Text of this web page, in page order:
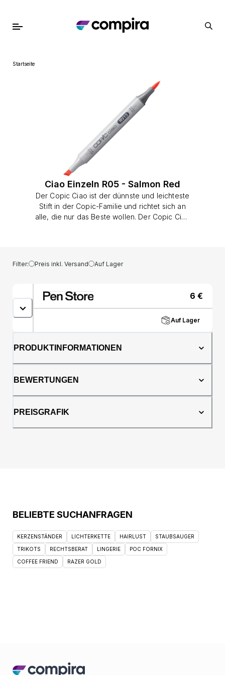
Startseite
Ciao Einzeln R05 - Salmon Red
Der Copic Ciao ist der dünnste und leichteste
Stift in der Copic-Familie und richtet sich an
alle, die nur das Beste wollen. Der Copic Ciao
anderen. Der Stift ist von hoher Qualität und
eignet sich für alle, von Illustratoren und
können aus bis zu 180 verschiedenen Farben
Filter: Preis inkl. Versand Auf Lager
6 €
Auf Lager
PRODUKTINFORMATIONEN
BEWERTUNGEN
PREISGRAFIK
BELIEBTE SUCHANFRAGEN
KERZENSTÄNDER LICHTERKETTE HAIRLUST STAUBSAUGER
TRIKOTS RECHTSBERAT LINGERIE POC FORNIX
COFFEE FRIEND RAZER GOLD